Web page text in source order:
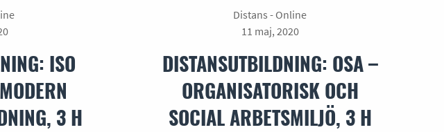
ISO
3 H
Distans - Online
11 maj, 2020
DISTANSUTBILDNING: OSA –
ORGANISATORISK OCH
SOCIAL ARBETSMILJÖ, 3 H